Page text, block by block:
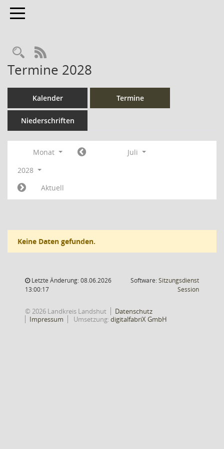
Toggle navigation
Rechercheauswahl
RSS-Feed
Termine 2028
Kalender Termine
Niederschriften
Monat
Juli
2028
Aktuell
Keine Daten gefunden.
Letzte Änderung: 08.06.2026
13:00:17
Software:Sitzungsdienst
Session(Wird in
© 2026 Landkreis Landshut
Datenschutz
Impressum
Umsetzung:digitalfabriX GmbH